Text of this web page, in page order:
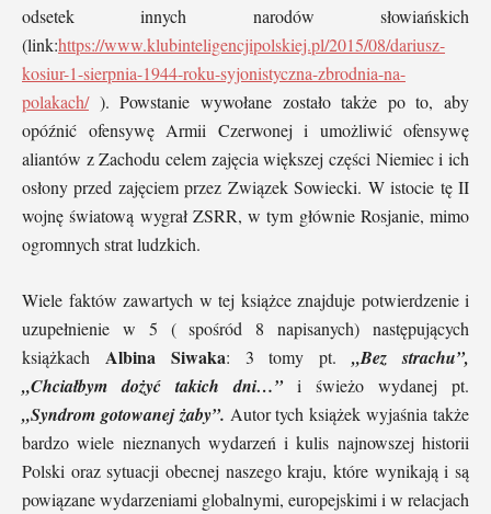
odsetek innych narodów słowiańskich
(link:https://www.klubinteligencjipolskiej.pl/2015/08/dariusz-
kosiur-1-sierpnia-1944-roku-syjonistyczna-zbrodnia-na-
polakach/). Powstanie wywołane zostało także po to, aby
opóźnić ofensywę Armii Czerwonej i umożliwić ofensywę
aliantów z Zachodu celem zajęcia większej części Niemiec i ich
osłony przed zajęciem przez Związek Sowiecki. W istocie tę II
wojnę światową wygrał ZSRR, w tym głównie Rosjanie, mimo
ogromnych strat ludzkich.
Wiele faktów zawartych w tej książce znajduje potwierdzenie i
uzupełnienie w 5 ( spośród 8 napisanych) następujących
książkach Albina Siwaka: 3 tomy pt.„Bez strachu”,
„Chciałbym dożyć takich dni…”i świeżo wydanej pt.
„Syndrom gotowanej żaby”. Autor tych książek wyjaśnia także
bardzo wiele nieznanych wydarzeń i kulis najnowszej historii
Polski oraz sytuacji obecnej naszego kraju, które wynikają i są
powiązane wydarzeniami globalnymi, europejskimi i w relacjach